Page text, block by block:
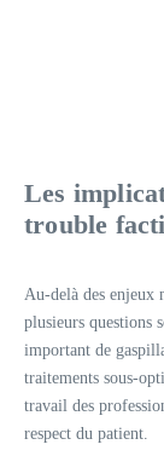
Les
trouble
Au-delà des enjeux
plusieurs questions
important de
traitements sous-
travail des
respect du patient.